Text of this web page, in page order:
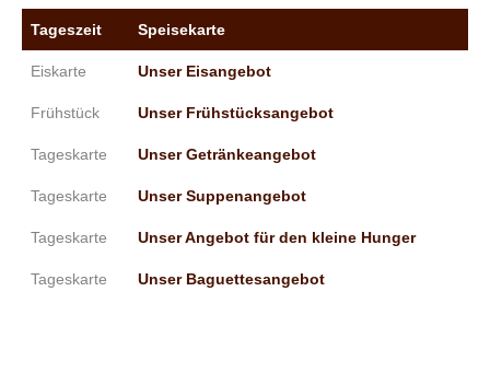
Tageszeit Speisekarte
Eiskarte Unser Eisangebot
Frühstück Unser Frühstücksangebot
Tageskarte Unser Getränkeangebot
Tageskarte Unser Suppenangebot
Tageskarte Unser Angebot für den kleine Hunger
Tageskarte Unser Baguettesangebot